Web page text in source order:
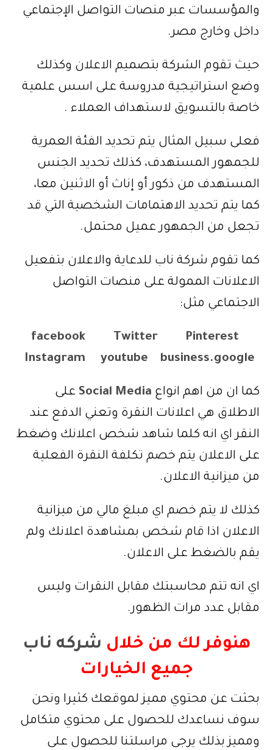
والمؤسسات عبر منصات التواصل الإجتماعي
داخل وخارج مصر.
حيث تقوم الشركة بتصميم الاعلان وكذلك
وضع استراتيجية مدروسة على اسس علمية
خاصة بالتسويق لاستهداف العملاء .
فعلى سبيل المثال يتم تحديد الفئة العمرية
للجمهور المستهدف، كذلك تحديد الجنس
المستهدف من ذكور أو إناث أو الاثنين معا،
كما يتم تحديد الاهتمامات الشخصية التي قد
تجعل من الجمهور عميل محتمل.
كما تقوم شركة ناب للدعاية والاعلان بتفعيل
الاعلانات الممولة على منصات التواصل
الاجتماعي مثل:
facebook Twitter
Pinterest
Instagram
youtube business.google
كما ان من اهم انواع Social Media على
الاطلاق هي اعلانات النقرة وتعني الدفع عند
النقر اي انه كلما شاهد شخص اعلانك وضغط
على الاعلان يتم خصم تكلفة النقرة الفعلية
من ميزانية الاعلان.
كذلك لا يتم خصم اي مبلغ مالي من ميزانية
الاعلان اذا قام شخص بمشاهدة اعلانك ولم
يقم بالضغط على الاعلان.
اي انه تتم محاسبتك مقابل النقرات وليس
مقابل عدد مرات الظهور.
هنوفر لك من خلال شركه ناب
جميع الخيارات
بحثت عن محتوي مميز لموقعك كثيرا ونحن
سوف نساعدك للحصول على محتوي متكامل
ومميز بذلك يرجى مراسلتنا للحصول على